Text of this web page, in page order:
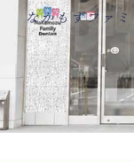
なかもずファ